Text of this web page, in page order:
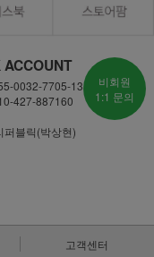
0032-7705-13
427-887160
퍼블릭(박상현)
비회원
1:1 문의
고객센터